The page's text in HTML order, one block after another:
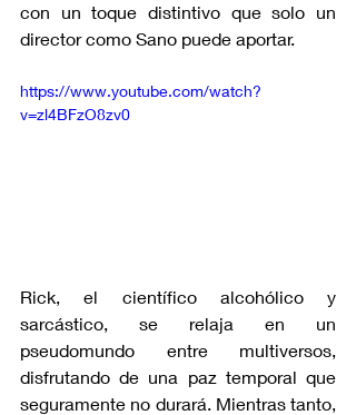
con un toque distintivo que solo un
director como Sano puede aportar.
https://www.youtube.com/watch?
v=zl4BFzO8zv0
Rick, el científico alcohólico y
sarcástico, se relaja en un
pseudomundo entre multiversos,
disfrutando de una paz temporal que
seguramente no durará. Mientras tanto,